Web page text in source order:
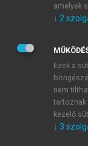
Kérek
Kérek
veszem és
Általános
mersz.hu
tudomásul
amelyek
↓ 2
Ezek a
nem
kezelő
↓ 3